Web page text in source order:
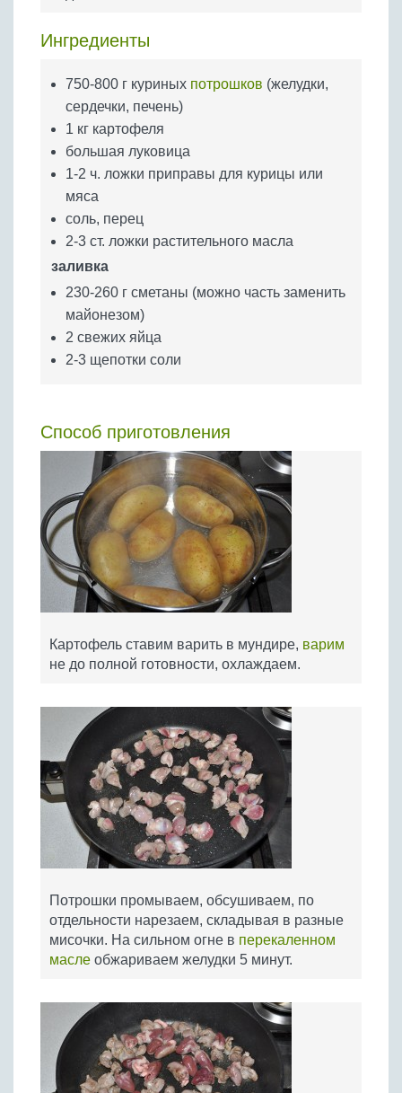
Яйца
Ингредиенты
750-800 г куриных потрошков (желудки,
сердечки, печень)
1 кг картофеля
большая луковица
1-2 ч. ложки приправы для курицы или
мяса
соль, перец
2-3 ст. ложки растительного масла
заливка
230-260 г сметаны (можно часть заменить
майонезом)
2 свежих яйца
2-3 щепотки соли
Способ приготовления
Картофель ставим варить в мундире, варим
не до полной готовности, охлаждаем.
Потрошки промываем, обсушиваем, по
отдельности нарезаем, складывая в разные
мисочки. На сильном огне в перекаленном
масле обжариваем желудки 5 минут.